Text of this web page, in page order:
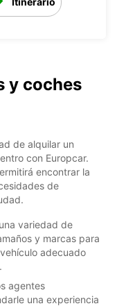
y coches
de alquilar un
con Europcar.
encontrar la
de
variedad de
y marcas para
adecuado
agentes
una experiencia